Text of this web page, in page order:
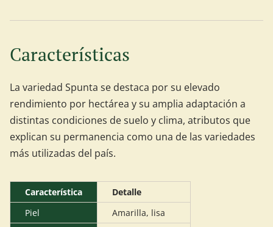
Características
La variedad Spunta se destaca por su elevado
rendimiento por hectárea y su amplia adaptación a
distintas condiciones de suelo y clima, atributos que
explican su permanencia como una de las variedades
más utilizadas del país.
Característica
Detalle
Piel
Amarilla, lisa